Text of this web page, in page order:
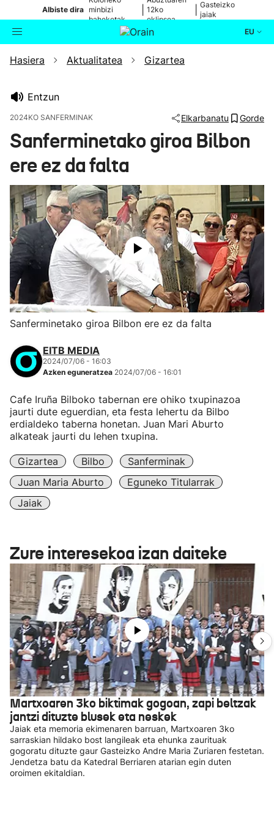
Albiste dira minbizi
baheketak
12ko
eklipsea
Gasteizko
jaiak
EU
Bilatzailea Aktualitatea
Ikusmiran
Eguraldia
Hasiera Aktualitatea Gizartea
Entzun
2024KO SANFERMINAK Elkarbanatu Gorde
Sanferminetako giroa Bilbon
ere ez da falta
Sanferminetako giroa Bilbon ere ez da falta
EITB MEDIA
2024/07/06 - 16:03
Azken eguneratzea 2024/07/06 - 16:01
Cafe Iruña Bilboko tabernan ere ohiko txupinazoa
jaurti dute eguerdian, eta festa lehertu da Bilbo
erdialdeko taberna honetan. Juan Mari Aburto
alkateak jaurti du lehen txupina.
Gizartea Bilbo
Sanferminak
Juan Maria Aburto
Eguneko Titularrak
Jaiak
Zure interesekoa izan daiteke
Martxoaren 3ko biktimak gogoan, zapi beltzak
jantzi dituzte blusek eta neskek
Jaiak eta memoria ekimenaren barruan, Martxoaren 3ko
sarraskian hildako bost langileak eta ehunka zaurituak
gogoratu dituzte gaur Gasteizko Andre Maria Zuriaren festetan.
Jendetza batu da Katedral Berriaren atarian egin duten
oroimen ekitaldian.